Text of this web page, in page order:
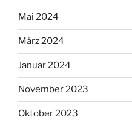
Mai 2024
März 2024
Januar 2024
November 2023
Oktober 2023